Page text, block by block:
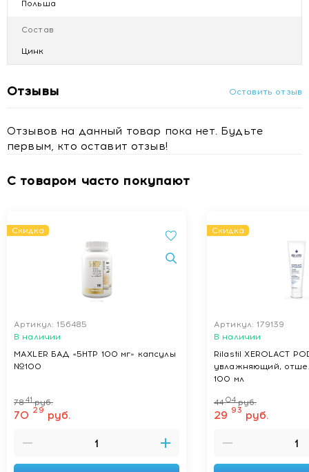
Польша
Состав
Цинк
Отзывы Оставить отзыв
Отзывов на данный товар пока нет. Будьте
первым, кто оставит отзыв!
С товаром часто покупают
Скидка
Артикул: 156485
В наличии
MAXLER БАД «5НТР 100 мг» капсулы
№100
7841 руб.
70 29 руб.
Скидка
Артикул: 179139
В наличии
Rilastil XEROLACT
увлажняющий,
100 мл
44 04 руб.
29 93 руб.